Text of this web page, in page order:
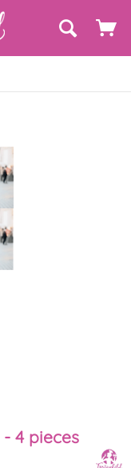
4 pieces